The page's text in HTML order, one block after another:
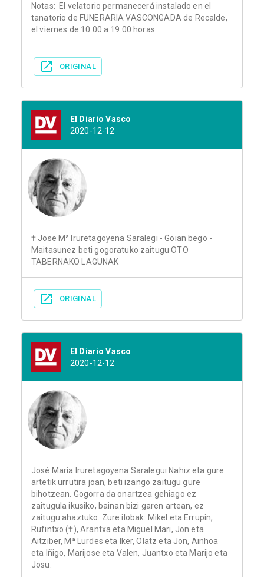
Notas: El velatorio permanecerá instalado en el
tanatorio de FUNERARIA VASCONGADA de Recalde,
el viernes de 10:00 a 19:00 horas.
ORIGINAL
El Diario Vasco
2020-12-12
† Jose Mª Iruretagoyena Saralegi - Goian bego -
Maitasunez beti gogoratuko zaitugu OTO
TABERNAKO LAGUNAK
ORIGINAL
El Diario Vasco
2020-12-12
José María Iruretagoyena Saralegui Nahiz eta gure
artetik urrutira joan, beti izango zaitugu gure
bihotzean. Gogorra da onartzea gehiago ez
zaitugula ikusiko, bainan bizi garen artean, ez
zaitugu ahaztuko. Zure ilobak: Mikel eta Errupin,
Rufintxo (†), Arantxa eta Miguel Mari, Jon eta
Aitziber, Mª Lurdes eta Iker, Olatz eta Jon, Ainhoa
eta Iñigo, Marijose eta Valen, Juantxo eta Marijo eta
Josu.